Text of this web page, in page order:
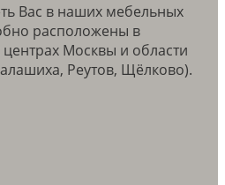
Вас в наших мебельных
расположены в
Москвы и области
Реутов, Щёлково).